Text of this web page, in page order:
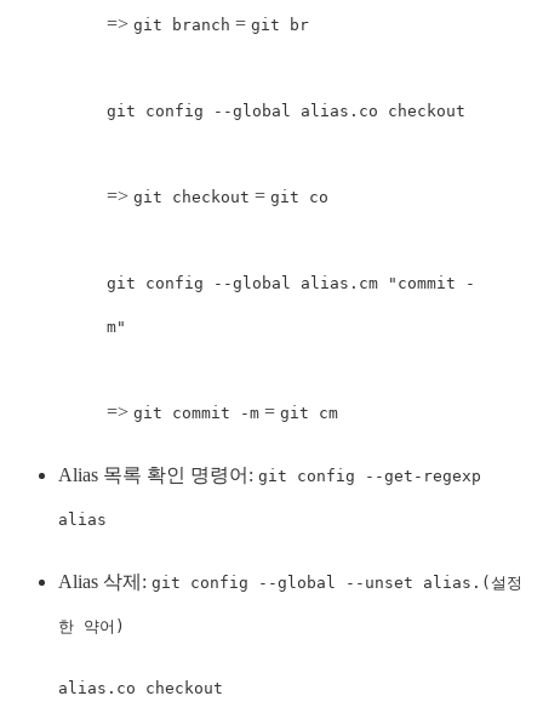
=> git branch = git br
git config --global alias.co checkout
=> git checkout = git co
git config --global alias.cm "commit -
m"
=> git commit -m = git cm
Alias 목록 확인 명령어: git config --get-regexp
alias
Alias 삭제: git config --global --unset alias.(설정
한 약어)
alias.co checkout